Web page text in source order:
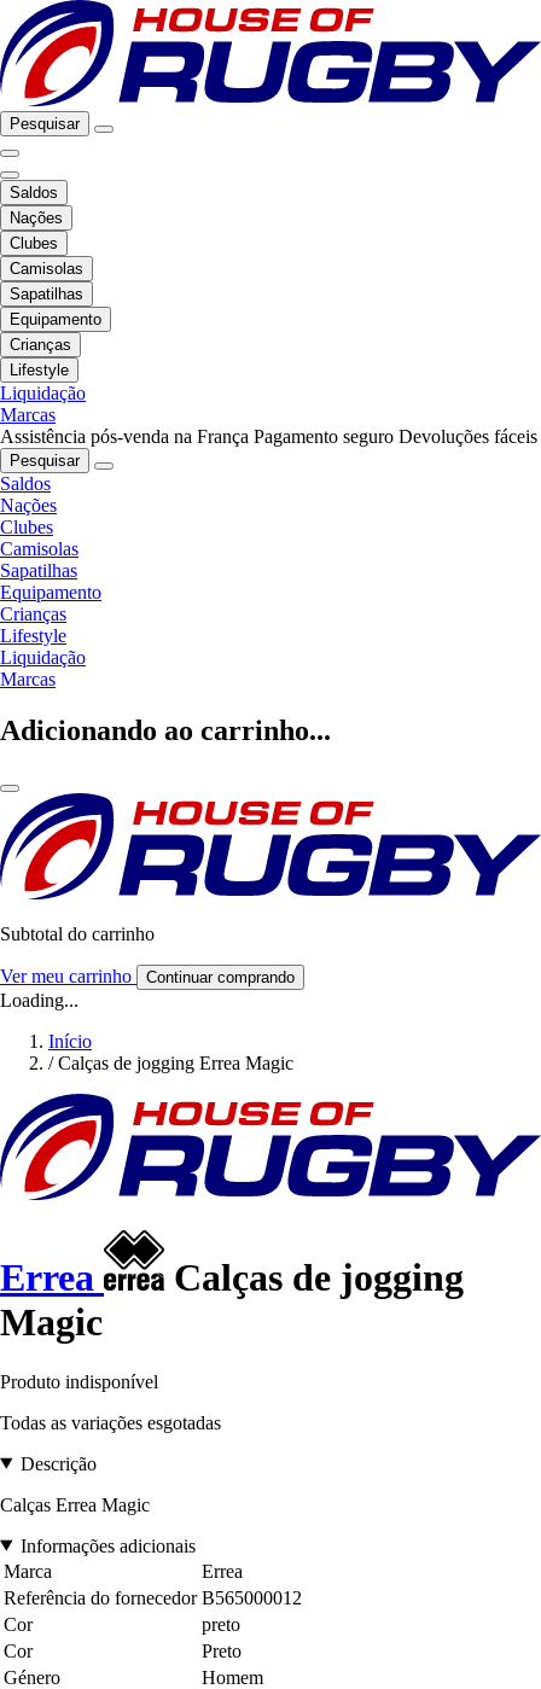
Pesquisar
Saldos
Nações
Clubes
Camisolas
Sapatilhas
Equipamento
Crianças
Lifestyle
Liquidação
Marcas
Assistência pós-venda na França Pagamento seguro Devoluções fáceis
Pesquisar
Saldos
Nações
Clubes
Camisolas
Sapatilhas
Equipamento
Crianças
Lifestyle
Liquidação
Marcas
Adicionando ao carrinho...
Subtotal do carrinho
Ver meu carrinho Continuar comprando
Loading...
Início
/ Calças de jogging Errea Magic
Errea
Calças de jogging
Magic
Produto indisponível
Todas as variações esgotadas
Descrição
Calças Errea Magic
Informações adicionais
Marca
Errea
Referência do fornecedor B565000012
Cor
preto
Cor
Preto
Género
Homem